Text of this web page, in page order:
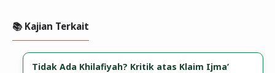
📚 Kajian Terkait
Tidak Ada Khilafiyah? Kritik atas Klaim Ijma’